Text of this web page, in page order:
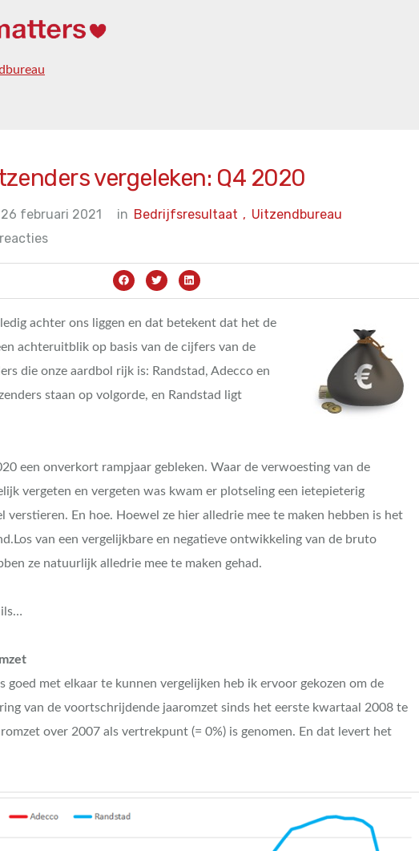
vergeleken: Q4 2020
26 februari 2021 in Uitzendbureau
Bedrijfsresultaat ,
achter ons liggen en dat betekent dat het de
achteruitblik op basis van de cijfers van de
die onze aardbol rijk is: Randstad, Adecco en
staan op volgorde, en Randstad ligt
een onverkort rampjaar gebleken. Waar de verwoesting van de
vergeten en vergeten was kwam er plotseling een ietepieterig
verstieren. En hoe. Hoewel ze hier alledrie mee te maken hebben is het
van een vergelijkbare en negatieve ontwikkeling van de bruto
ze natuurlijk alledrie mee te maken gehad.
goed met elkaar te kunnen vergelijken heb ik ervoor gekozen om de
van de voortschrijdende jaaromzet sinds het eerste kwartaal 2008 te
over 2007 als vertrekpunt (= 0%) is genomen. En dat levert het